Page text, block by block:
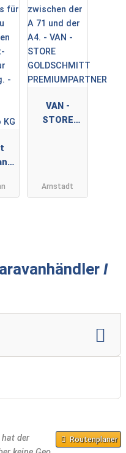
VAN -
STORE
Arnstadt
I
Routenplaner
hat der